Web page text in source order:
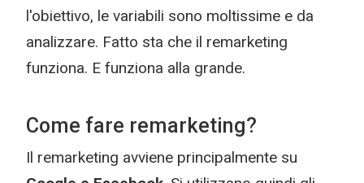
l'obiettivo, le variabili sono moltissime e da
analizzare. Fatto sta che il remarketing
funziona. E funziona alla grande.
Come fare remarketing?
Il remarketing avviene principalmente su